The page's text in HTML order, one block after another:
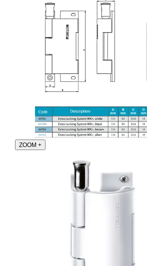
ZOOM +